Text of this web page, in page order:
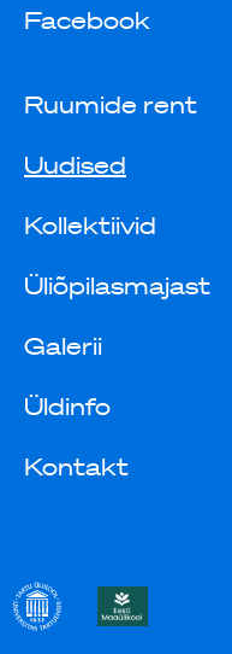
Facebook
Ruumide rent
Uudised
Kollektiivid
Üliõpilasmajast
Galerii
Üldinfo
Kontakt